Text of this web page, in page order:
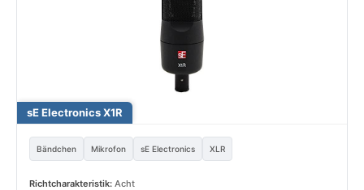
sE Electronics X1R
Bändchen Mikrofon sE Electronics XLR
Richtcharakteristik: Acht